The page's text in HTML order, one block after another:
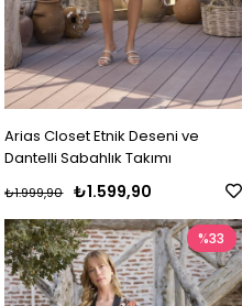
Arias Closet Etnik Deseni ve
Dantelli Sabahlık Takımı
₺1.599,90
₺1.999,90
%33